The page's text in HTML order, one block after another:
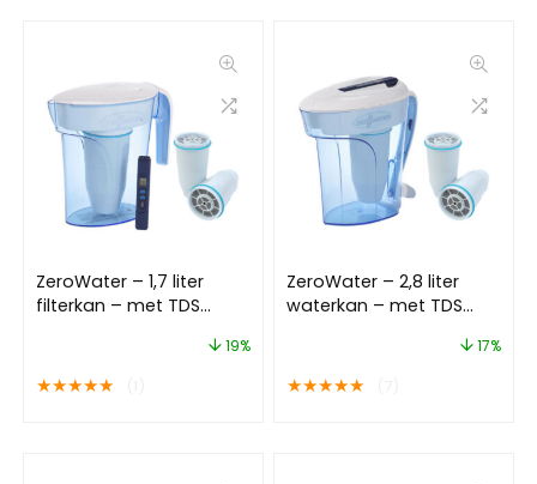
ZeroWater – 1,7 liter
filterkan – met TDS
19%
★★★★★
ZeroWater – 2,8 liter
waterkan – met TDS
17%
★★★★★